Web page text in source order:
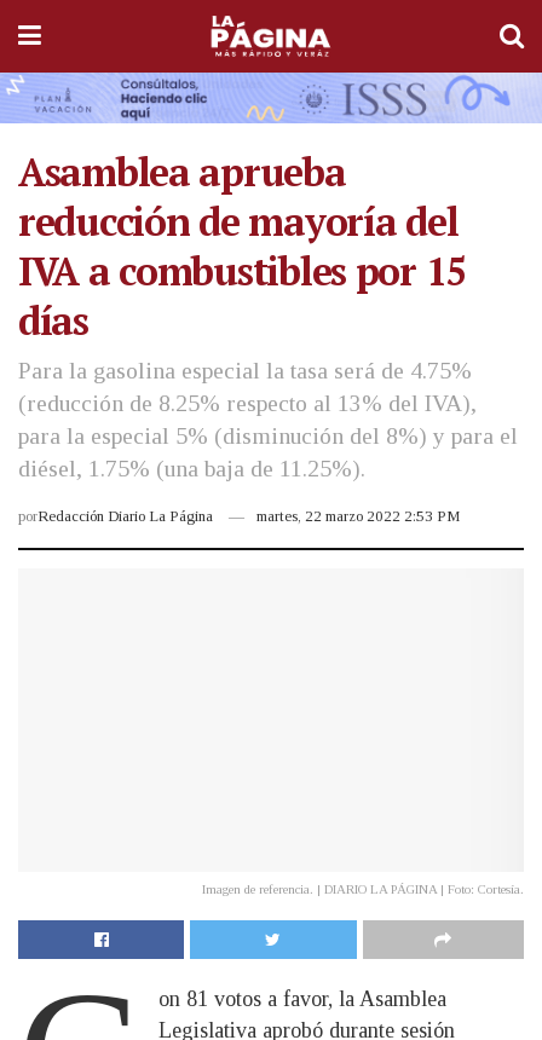
Asamblea aprueba
reducción de mayoría del
IVA a combustibles por 15
días
Para la gasolina especial la tasa será de 4.75%
(reducción de 8.25% respecto al 13% del IVA),
para la especial 5% (disminución del 8%) y para el
diésel, 1.75% (una baja de 11.25%).
porRedacción Diario La Página martes, 22 marzo 2022 2:53 PM
Imagen de referencia. | DIARIO LA PÁGINA | Foto: Cortesía.
on 81 votos a favor, la Asamblea
Legislativa aprobó durante sesión